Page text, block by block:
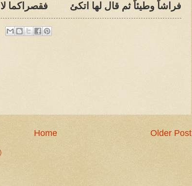
فراشاً وطيئاً ثم قال لها اتكئ فقصراكما لا
Older Post
Home